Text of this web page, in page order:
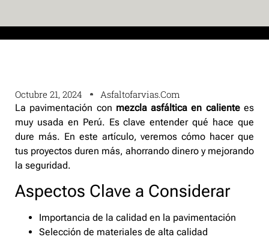
Octubre 21, 2024 Asfaltofarvias.com
La pavimentación con mezcla asfáltica en calientees
muy usada en Perú. Es clave entender qué hace que
dure más. En este artículo, veremos cómo hacer que
tus proyectos duren más, ahorrando dinero y mejorando
la seguridad.
Aspectos Clave a Considerar
Importancia de la calidad en la pavimentación
Selección de materiales de alta calidad